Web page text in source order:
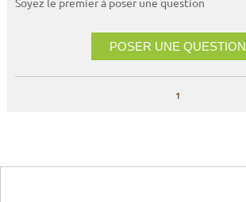
POSER UNE QUESTION
1